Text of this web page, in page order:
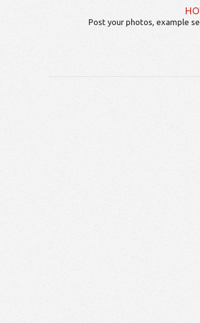
Post your photos, example